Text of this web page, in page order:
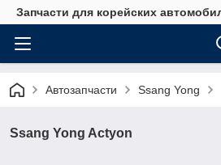
Запчасти для корейских
Автозапчасти Ssang Yong
Ssang Yong Actyon